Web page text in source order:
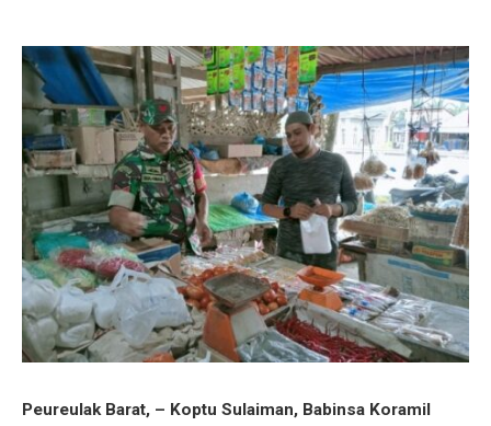
Peureulak Barat, – Koptu Sulaiman, Babinsa Koramil